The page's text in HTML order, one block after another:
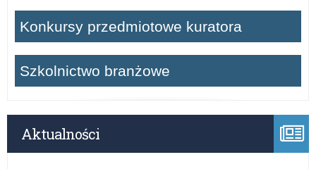
Konkursy przedmiotowe kuratora
Szkolnictwo branżowe
Aktualności